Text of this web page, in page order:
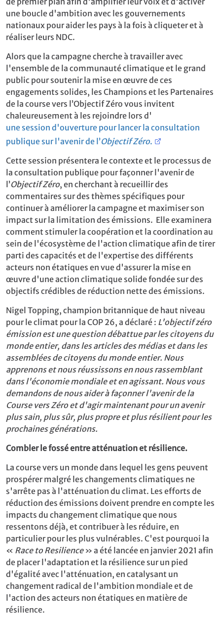
une boucle d'ambition avec les gouvernements
nationaux pour aider les pays à la fois à cliqueter et à
réaliser leurs NDC.
Alors que la campagne cherche à travailler avec
l'ensemble de la communauté climatique et le grand
public pour soutenir la mise en œuvre de ces
engagements solides, les Champions et les Partenaires
de la course vers l’Objectif Zéro vous invitent
chaleureusement à les rejoindre lors d'
une session d'ouverture pour lancer la consultation
publique sur l'avenir de l’Objectif Zéro.
Cette session présentera le contexte et le processus de
la consultation publique pour façonner l'avenir de
l’Objectif Zéro, en cherchant à recueillir des
commentaires sur des thèmes spécifiques pour
continuer à améliorer la campagne et maximiser son
impact sur la limitation des émissions. Elle examinera
comment stimuler la coopération et la coordination au
sein de l'écosystème de l'action climatique afin de tirer
parti des capacités et de l'expertise des différents
acteurs non étatiques en vue d'assurer la mise en
œuvre d'une action climatique solide fondée sur des
objectifs crédibles de réduction nette des émissions.
Nigel Topping, champion britannique de haut niveau
pour le climat pour la COP 26, a déclaré : L'objectif zéro
émission est une question débattue par les citoyens du
monde entier, dans les articles des médias et dans les
assemblées de citoyens du monde entier. Nous
apprenons et nous réussissons en nous rassemblant
dans l'économie mondiale et en agissant. Nous vous
demandons de nous aider à façonner l'avenir de la
Course vers Zéro et d'agir maintenant pour un avenir
plus sain, plus sûr, plus propre et plus résilient pour les
prochaines générations.
Combler le fossé entre atténuation et résilience.
La course vers un monde dans lequel les gens peuvent
prospérer malgré les changements climatiques ne
s'arrête pas à l'atténuation du climat. Les efforts de
réduction des émissions doivent prendre en compte les
impacts du changement climatique que nous
ressentons déjà, et contribuer à les réduire, en
particulier pour les plus vulnérables. C'est pourquoi la
« Race to Resilience» a été lancée en janvier 2021 afin
de placer l'adaptation et la résilience sur un pied
d'égalité avec l'atténuation, en catalysant un
changement radical de l'ambition mondiale et de
l'action des acteurs non étatiques en matière de
résilience.